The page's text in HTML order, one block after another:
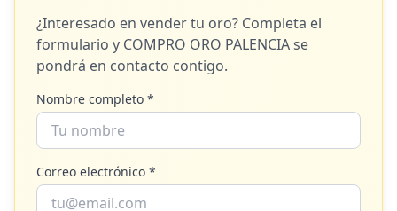
¿Interesado en vender tu oro? Completa el
formulario y COMPRO ORO PALENCIAse
pondrá en contacto contigo.
Nombre completo *
Correo electrónico *